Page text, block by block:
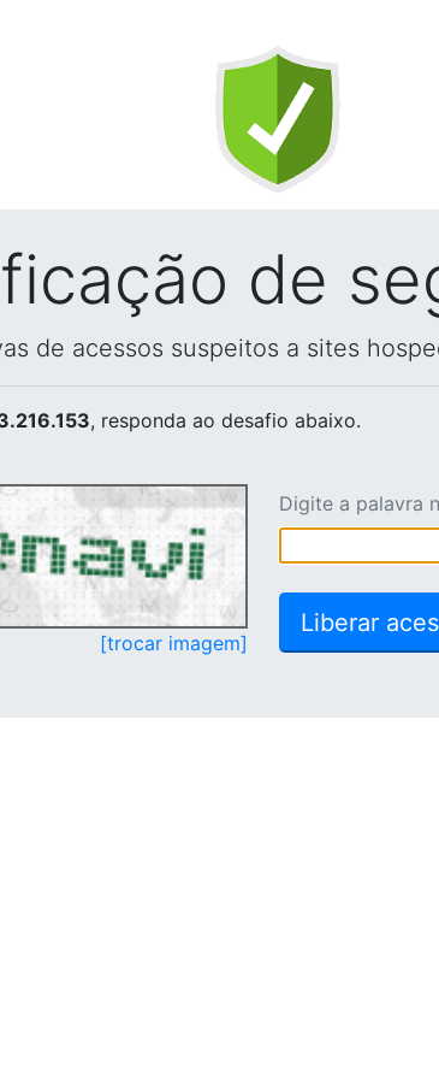
de
de acessos suspeitos a sites
, responda ao desafio abaixo.
[trocar imagem]
Digite a palavra